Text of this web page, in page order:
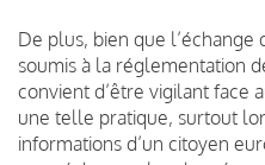
De plus, bien que
soumis à la réglementation
convient d’être vigilant face
une telle pratique, surtout
informations d’un citoyen